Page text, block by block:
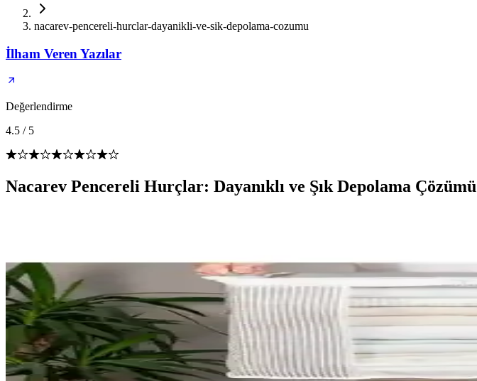
nacarev-pencereli-hurclar-dayanikli-ve-sik-depolama-cozumu
İlham Veren Yazılar
Değerlendirme
4.5 / 5
Nacarev Pencereli Hurçlar: Dayanıklı ve Şık Depolama Çözümü